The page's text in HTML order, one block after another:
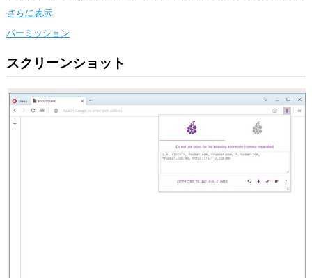
さらに表示
パーミッション
こ
の
張
機
スクリーンショット